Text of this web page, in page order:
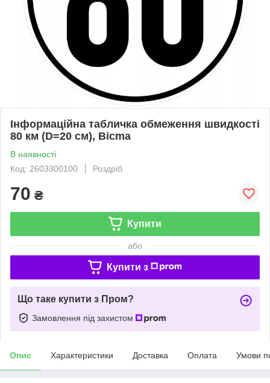
Інформаційна табличка обмеження швидкості
80 км (D=20 см), Bicma
В наявності
Код: 2603300100
Роздріб
70 ₴
Купити
або
Купити з
Що таке купити з Пром?
Замовлення під захистом
Опис Характеристики Доставка Оплата Умови